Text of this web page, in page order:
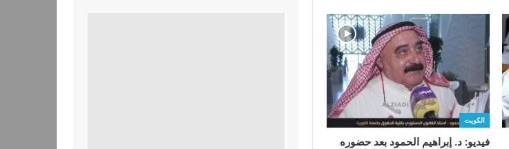
الكويت
فيديو: د. إبراهيم الحمود بعد حضوره